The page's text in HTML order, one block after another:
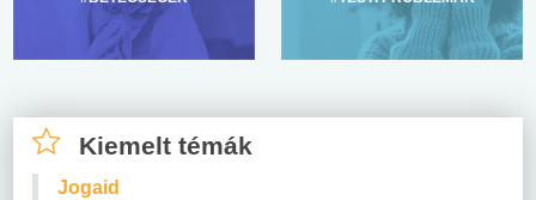
Kiemelt témák
Jogaid